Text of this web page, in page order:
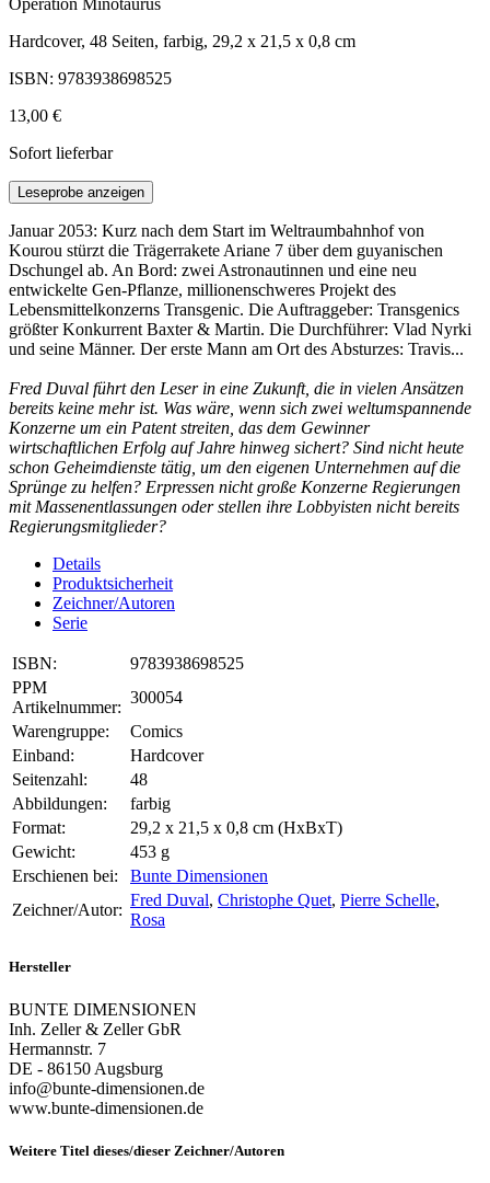
Operation Minotaurus
Hardcover, 48 Seiten, farbig, 29,2 x 21,5 x 0,8 cm
ISBN: 9783938698525
13,00 €
Sofort lieferbar
Leseprobe anzeigen
Januar 2053: Kurz nach dem Start im Weltraumbahnhof von
Kourou stürzt die Trägerrakete Ariane 7 über dem guyanischen
Dschungel ab. An Bord: zwei Astronautinnen und eine neu
entwickelte Gen-Pflanze, millionenschweres Projekt des
Lebensmittelkonzerns Transgenic. Die Auftraggeber: Transgenics
größter Konkurrent Baxter & Martin. Die Durchführer: Vlad Nyrki
und seine Männer. Der erste Mann am Ort des Absturzes: Travis...
Fred Duval führt den Leser in eine Zukunft, die in vielen Ansätzen
bereits keine mehr ist. Was wäre, wenn sich zwei weltumspannende
Konzerne um ein Patent streiten, das dem Gewinner
wirtschaftlichen Erfolg auf Jahre hinweg sichert? Sind nicht heute
schon Geheimdienste tätig, um den eigenen Unternehmen auf die
Sprünge zu helfen? Erpressen nicht große Konzerne Regierungen
mit Massenentlassungen oder stellen ihre Lobbyisten nicht bereits
Regierungsmitglieder?
Details
Produktsicherheit
Zeichner/Autoren
Serie
ISBN:
9783938698525
PPM
Artikelnummer:
300054
Warengruppe:
Comics
Einband:
Hardcover
Seitenzahl:
48
Abbildungen:
farbig
Format:
29,2 x 21,5 x 0,8 cm (HxBxT)
Gewicht:
453 g
Erschienen bei:
Bunte Dimensionen
Zeichner/Autor:
Fred Duval, Christophe Quet, Pierre Schelle,
Rosa
Hersteller
BUNTE DIMENSIONEN
Inh. Zeller & Zeller GbR
Hermannstr. 7
DE - 86150 Augsburg
info@bunte-dimensionen.de
www.bunte-dimensionen.de
Weitere Titel dieses/dieser Zeichner/Autoren